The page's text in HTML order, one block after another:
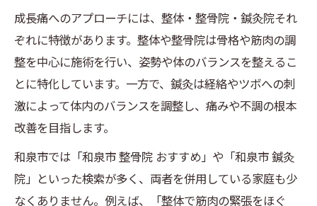
成長痛へのアプローチには、整体・整骨院・鍼灸院それ
ぞれに特徴があります。整体や整骨院は骨格や筋肉の調
整を中心に施術を行い、姿勢や体のバランスを整えるこ
とに特化しています。一方で、鍼灸は経絡やツボへの刺
激によって体内のバランスを調整し、痛みや不調の根本
改善を目指します。
和泉市では「和泉市 整骨院 おすすめ」や「和泉市 鍼灸
院」といった検索が多く、両者を併用している家庭も少
なくありません。例えば、「整体で筋肉の緊張をほぐ